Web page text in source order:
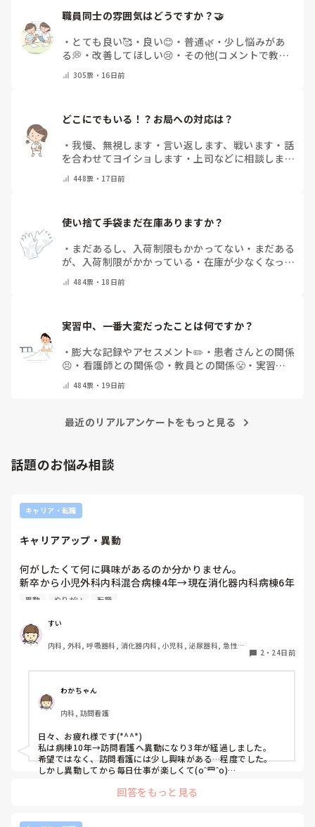
職員同士の雰囲気はどうですか？🤝
・ とても良い🥰 ・ 良い😊 ・ 普通🌿 ・少し悩みがあ
る💭 ・改善してほしい😢 ・ その他(コメントで教え
てください)
305票・ 16日前
どこにでもいる！？お局への対応は？
・ 我慢、無視します ・ 言い返します、戦います ・ 話
を合わせてヨイショします ・上司などに相談しま
す
お局はいません
さい）
448票・ 17日前
使い捨て手袋まだ在庫ありますか？
・ まだあるし、入荷制限もかかってない ・ まだある
が、入荷制限がかかっている ・ 在庫が少なくなって
きている
全くない
い ・ その他（コメントで教えてください）
484票・ 18日前
実習中、一番大変だったことは何ですか？
・膨大な記録やアセスメント✏️ ・ 患者さんとの関係
😣 ・ 看護師との関係😨 ・教員との関係😤 ・ 実習仲
間との関係😷
かんだ楽しかったです😊
484票・ 19日前
最近のリアルアンケートをもっと見る
話題のお悩み相談
キャリア・転職
キャリアアップ・異動
何がしたくて何に興味があるのか分かりません。
新卒から小児外科内科混合病棟4年→現在消化器内科病棟6年
目。
6年いるので、できないことはないくらい一通り経験できま
した。
このまま今の病棟に居続けるのも…と思う反面かと言って異
同じような方や、おすすめの異動先はありますか？
異動 やりがい 転職
すい
内科, 外科, 呼吸器科, 消化器内科, 小児科, 泌尿器科, 急性期,
2 ・ 24日前
わかちゃん
内科, 訪問看護
日々、お疲れ様です(*^^*)
私は病棟10年→訪問看護へ異動になり3年が経過しました。
希望ではなく、訪問看護には少し興味がある…程度でした。
しかし異動してから毎日仕事が楽しくて(oˆ罒ˆo)
き」「病棟の常に業務に追われる感覚が嫌だった」「丁寧に看
回答をもっと見る